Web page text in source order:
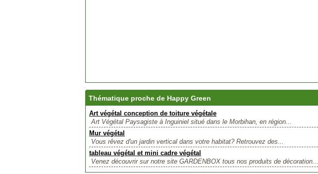
Thématique proche de Happy Green
Art végétal conception de toiture végétale
Art Végétal Paysagiste à Inguiniel situé dans le Morbihan, en région...
Mur végétal
Vous rêvez d'un jardin vertical dans votre habitat? Retrouvez des...
tableau végétal et mini cadre végétal
Venez découvrir sur notre site GARDENBOX tous nos produits de décoration...